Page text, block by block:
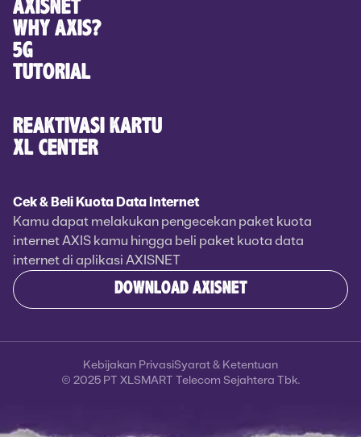
AXISNET
WHY AXIS?
5G
TUTORIAL
REAKTIVASI KARTU
XL CENTER
Cek & Beli Kuota Data Internet
Kamu dapat melakukan pengecekan paket kuota
internet AXIS kamu hingga beli paket kuota data
internet di aplikasi AXISNET
DOWNLOAD AXISNET
© 2025 PT XLSMART Telecom Sejahtera Tbk.
Kebijakan PrivasiSyarat & Ketentuan